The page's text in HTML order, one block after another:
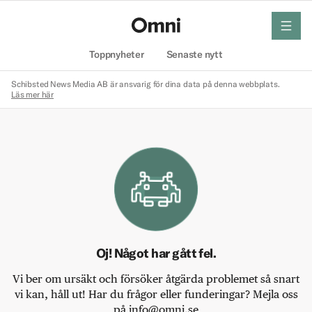
Toppnyheter Senaste nytt
meny
Schibsted News Media AB är ansvarig för dina data på denna webbplats.
Läs mer här
Oj! Något har gått fel.
Vi ber om ursäkt och försöker åtgärda problemet så snart
vi kan, håll ut! Har du frågor eller funderingar? Mejla oss